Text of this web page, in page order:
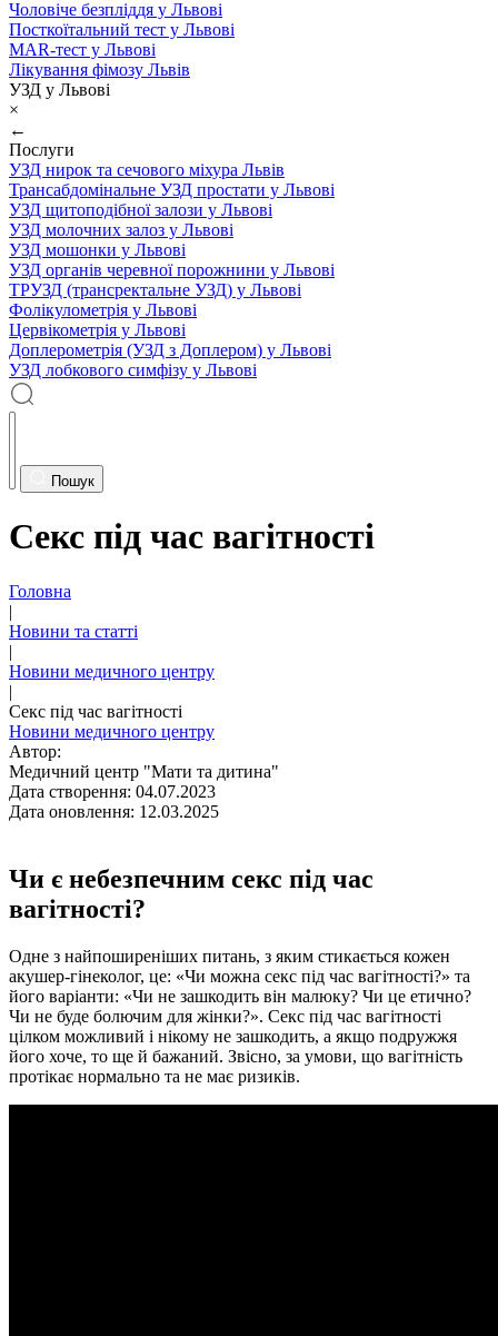
Чоловіче безпліддя у Львові
Посткоїтальний тест у Львові
MAR-тест у Львові
Лікування фімозу Львів
УЗД у Львові
×
←
Послуги
УЗД нирок та сечового міхура Львів
Трансабдомінальне УЗД простати у Львові
УЗД щитоподібної залози у Львові
УЗД молочних залоз у Львові
УЗД мошонки у Львові
УЗД органів черевної порожнини у Львові
ТРУЗД (трансректальне УЗД) у Львові
Фолікулометрія у Львові
Цервікометрія у Львові
Доплерометрія (УЗД з Доплером) у Львові
УЗД лобкового симфізу у Львові
Пошук
Секс під час вагітності
Головна
|
Новини та статті
|
Новини медичного центру
|
Секс під час вагітності
Новини медичного центру
Автор:
Медичний центр "Мати та дитина"
Дата створення: 04.07.2023
Дата оновлення: 12.03.2025
Чи є небезпечним секс під час
вагітності?
Одне з найпоширеніших питань, з яким стикається кожен
акушер-гінеколог, це: «Чи можна секс під час вагітності?» та
його варіанти: «Чи не зашкодить він малюку? Чи це етично?
Чи не буде болючим для жінки?». Секс під час вагітності
цілком можливий і нікому не зашкодить, а якщо подружжя
його хоче, то ще й бажаний. Звісно, за умови, що вагітність
протікає нормально та не має ризиків.